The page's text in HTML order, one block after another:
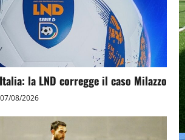
la LND corregge il caso Milazzo
07/08/2026